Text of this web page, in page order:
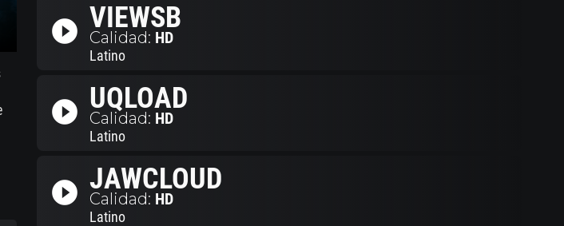
play_circle_filled VIEWSB
Calidad: HD
Latino
play_circle_filled UQLOAD
Calidad: HD
Latino
play_circle_filled JAWCLOUD
Calidad: HD
Latino